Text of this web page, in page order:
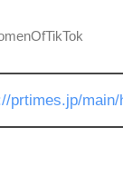
prtimes.jp/main/